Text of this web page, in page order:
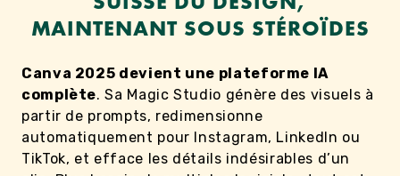
MAINTENANT SOUS STÉROÏDES
Canva 2025 devient une plateforme IA
complète. Sa Magic Studio génère des visuels à
partir de prompts, redimensionne
automatiquement pour Instagram, LinkedIn ou
TikTok, et efface les détails indésirables d’un